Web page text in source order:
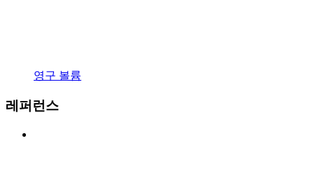
영구 볼륨
레퍼런스